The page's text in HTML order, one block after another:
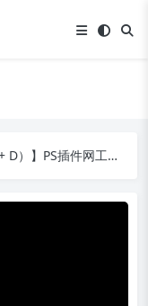
30准时更新！（特殊原因除外）